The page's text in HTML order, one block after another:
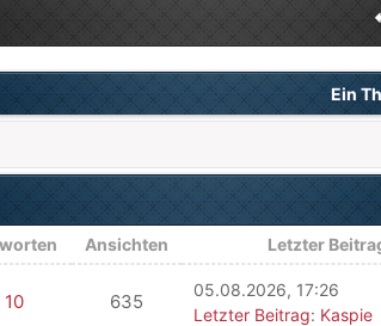
Ein
Ansichten Letzter
10 635
05.08.2026, 17:26
Letzter Beitrag: Kaspie